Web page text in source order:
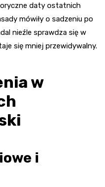
daty ostatnich
mówiły o sadzeniu po
nieźle sprawdza się w
się mniej przewidywalny.
w
i